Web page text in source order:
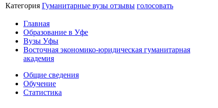
Категория Гуманитарные вузы отзывы голосовать
Главная
Образование в Уфе
Вузы Уфы
Восточная экономико-юридическая гуманитарная
академия
Общие сведения
Обучение
Статистика